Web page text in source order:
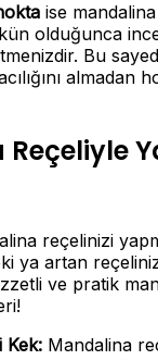
ise
olduğunca
Bu
almadan
reçelinizi
ya artan
ve pratik
Kek: Mandalina